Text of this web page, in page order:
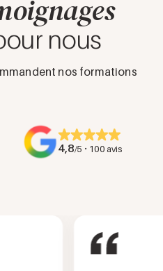
nous
nos formations
4,8/5 · 100 avis